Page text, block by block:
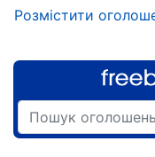
Розмістити